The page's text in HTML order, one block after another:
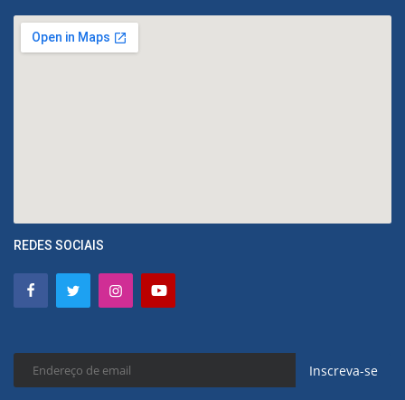
REDES SOCIAIS
Inscreva-se